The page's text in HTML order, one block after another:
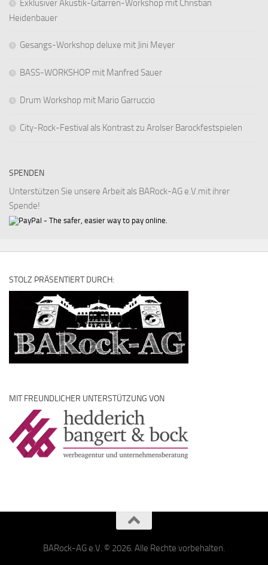
Exklusiver Akustik-Gitarren-Workshop mit Christian
Heidenbauer
Gesangs-Workshop deluxe mit Jini Meyer
BASS-WORKSHOP mit Manfred Sauer
Drum Workshop mit Mario Garruccio
City-Rock-Festival als Kontrast zu Arolser Barockfestspielen
SPENDEN
Unterstützen Sie unsere Arbeit als BARock-AG e.V.mit ihrer
Spende!
STOLZ PRÄSENTIERT DURCH:
MIT FREUNDLICHER UNTERSTÜTZUNG VON
BARock-AG e.V. © 2026. Alle Rechte vorbehalten.